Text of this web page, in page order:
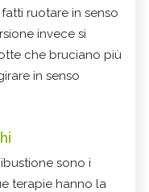
ruotare in senso
invece si
che bruciano più
in senso
sono i
terapie hanno la